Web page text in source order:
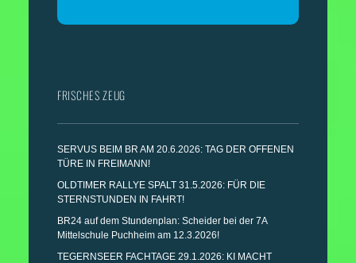
FRISCHES ZEUG
SERVUS BEIM BR AM 20.6.2026: TAG DER OFFENEN
TÜRE IN FREIMANN!
OLDTIMER RALLYE SPALT 31.5.2026: FÜR DIE
STERNSTUNDEN IN FAHRT!
BR24 auf dem Stundenplan: Scheider bei der 7A
Mittelschule Puchheim am 12.3.2026!
TEGERNSEER FACHTAGE 29.1.2026: KI MACHT